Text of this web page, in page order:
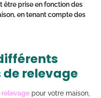
être prise en fonction des
en tenant compte des
relevage
relevage pour votre maison,